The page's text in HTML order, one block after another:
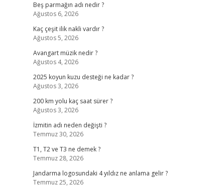
Beş parmağın adı nedir ?
Ağustos 6, 2026
Kaç çeşit ilik nakli vardır ?
Ağustos 5, 2026
Avangart müzik nedir ?
Ağustos 4, 2026
2025 koyun kuzu desteği ne kadar ?
Ağustos 3, 2026
200 km yolu kaç saat sürer ?
Ağustos 3, 2026
İzmitin adı neden değişti ?
Temmuz 30, 2026
T1, T2 ve T3 ne demek ?
Temmuz 28, 2026
Jandarma logosundaki 4 yıldız ne anlama gelir ?
Temmuz 25, 2026